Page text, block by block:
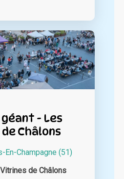
- Les
Châlons
En-Champagne (51)
de Châlons